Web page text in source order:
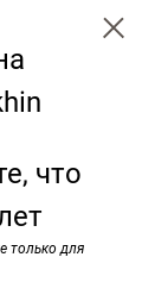
что
только для